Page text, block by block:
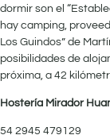
dormir son el
hay camping,
Los Guindos” de
posibilidades de
próxima, a 42
Hostería Mirador
54 2945 479129